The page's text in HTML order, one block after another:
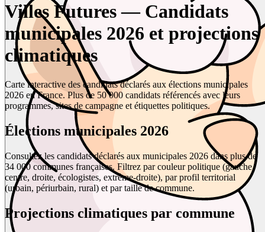
Villes Futures — Candidats
municipales 2026 et projections
climatiques
Carte interactive des candidats déclarés aux élections municipales
2026 en France. Plus de 50 000 candidats référencés avec leurs
programmes, sites de campagne et étiquettes politiques.
Élections municipales 2026
Consultez les candidats déclarés aux municipales 2026 dans plus de
34 000 communes françaises. Filtrez par couleur politique (gauche,
centre, droite, écologistes, extrême-droite), par profil territorial
(urbain, périurbain, rural) et par taille de commune.
Projections climatiques par commune